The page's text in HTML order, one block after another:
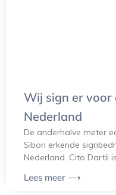
Wij sign er voor
Nederland
De anderhalve meter
Sibon erkende
Nederland. Cito Dartli
Lees meer ⟶